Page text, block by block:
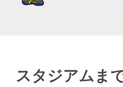
スタジアムま